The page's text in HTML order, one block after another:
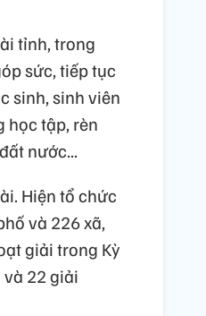
tỉnh, trong
sức, tiếp tục
sinh, sinh viên
học tập, rèn
nước...
Hiện tổ chức
và 226 xã,
giải trong Kỳ
22 giải